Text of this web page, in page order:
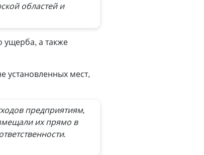
областей и
ущерба, а также
мест,
предприятиям,
их прямо в